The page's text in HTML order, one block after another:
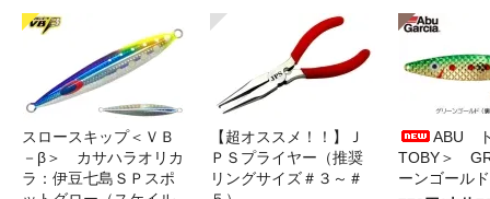
スロースキップ＜ＶＢ
－β＞ カサハラオリカ
ラ：伊豆七島ＳＰスポ
【超オススメ！！】Ｊ
ＰＳプライヤー（推奨
リングサイズ＃３～＃
ABU
TOBY＞
ーンゴールド